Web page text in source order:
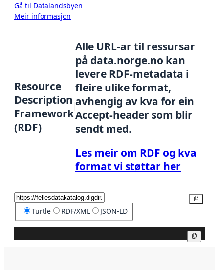
Gå til Datalandsbyen
Meir informasjon
Resource
Description
Framework
(RDF)
Alle URL-ar til ressursar
på data.norge.no kan
levere RDF-metadata i
fleire ulike format,
avhengig av kva for ein
Accept-header som blir
sendt med.
Les meir om RDF og kva
format vi støttar her
Turtle RDF/XML JSON-LD